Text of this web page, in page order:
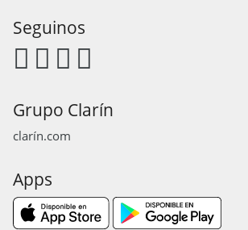
Seguinos
Grupo Clarín
clarín.com
Apps